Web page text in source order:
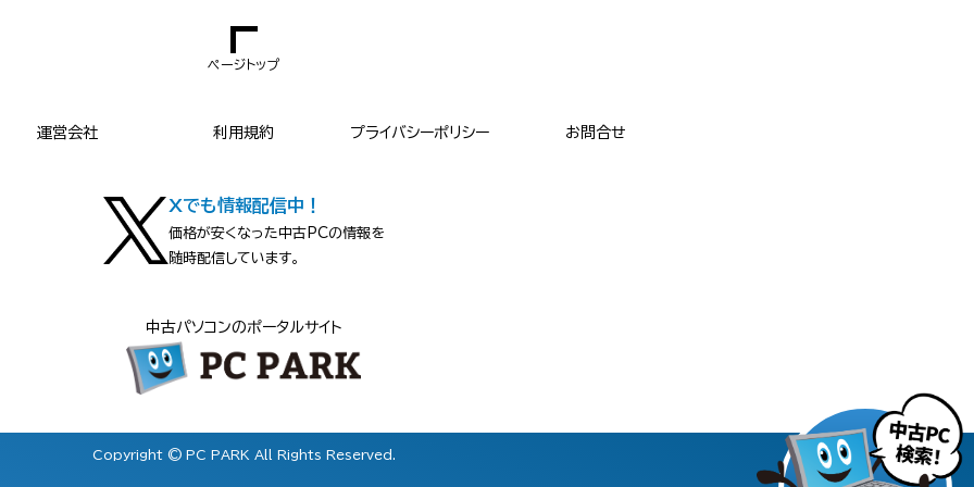
ページトップ
運営会社 利用規約 プライバシーポリシー お問合せ
Xでも情報配信中！
価格が安くなった中古PCの情報を
随時配信しています。
中古パソコンのポータルサイト
Copyright © PC PARK All Rights Reserved.